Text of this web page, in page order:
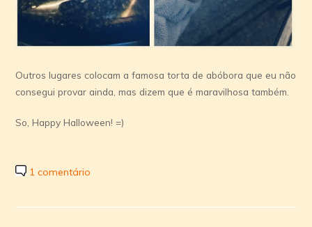
Outros lugares colocam a famosa torta de abóbora que eu não
consegui provar ainda, mas dizem que é maravilhosa também.
So, Happy Halloween! =)
1 comentário